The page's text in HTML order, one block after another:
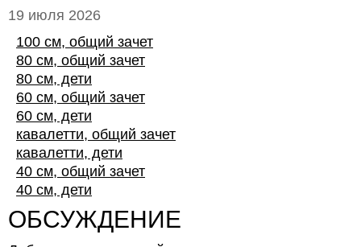
19 июля 2026
100 см, общий зачет
80 см, общий зачет
80 см, дети
60 см, общий зачет
60 см, дети
кавалетти, общий зачет
кавалетти, дети
40 см, общий зачет
40 см, дети
ОБСУЖДЕНИЕ